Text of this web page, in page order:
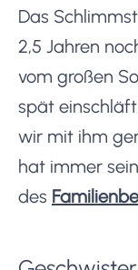
Das
2,5 Jahren
vom großen
spät
wir mit ihm
hat immer
des